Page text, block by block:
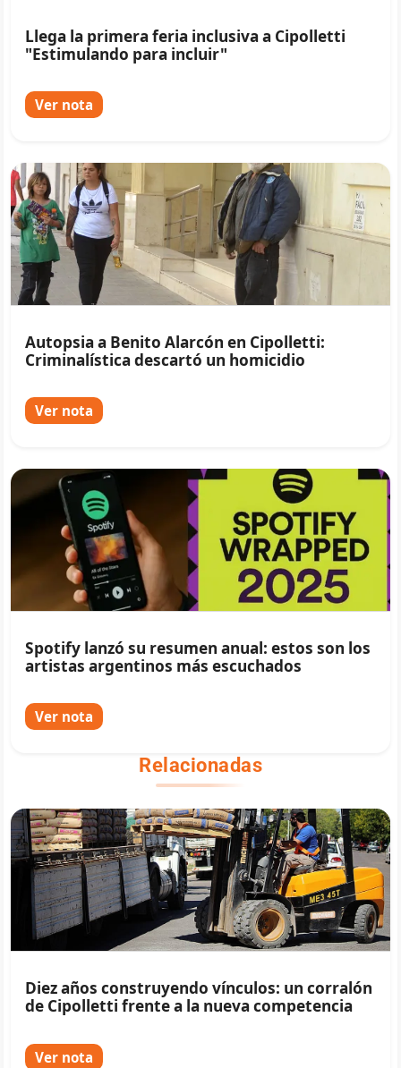
Llega la primera feria inclusiva a Cipolletti
"Estimulando para incluir"
Ver nota
Autopsia a Benito Alarcón en Cipolletti:
Criminalística descartó un homicidio
Ver nota
Spotify lanzó su resumen anual: estos son los
artistas argentinos más escuchados
Ver nota
Relacionadas
Diez años construyendo vínculos: un corralón
de Cipolletti frente a la nueva competencia
Ver nota